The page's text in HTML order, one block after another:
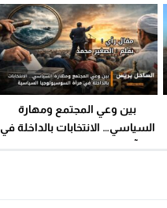
بين وعي المجتمع ومهارة
السياسي… الانتخابات بالداخلة في